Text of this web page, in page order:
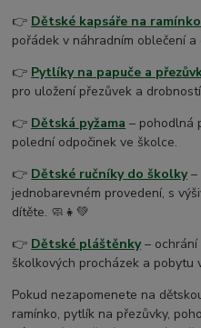
👉 Dětské kapsáře na
pořádek v náhradním oblečení
👉 Pytlíky na papuče a
pro uložení přezůvek a
👉 Dětská pyžama – pohodlná
polední odpočinek ve školce.
👉 Dětské ručníky do školky–
jednobarevném provedení, s
dítěte. 🧼👧💚
👉 Dětské pláštěnky– ochrání
školkových procházek a pobytu
Pokud nezapomenete na
ramínko, pytlík na přezůvky,